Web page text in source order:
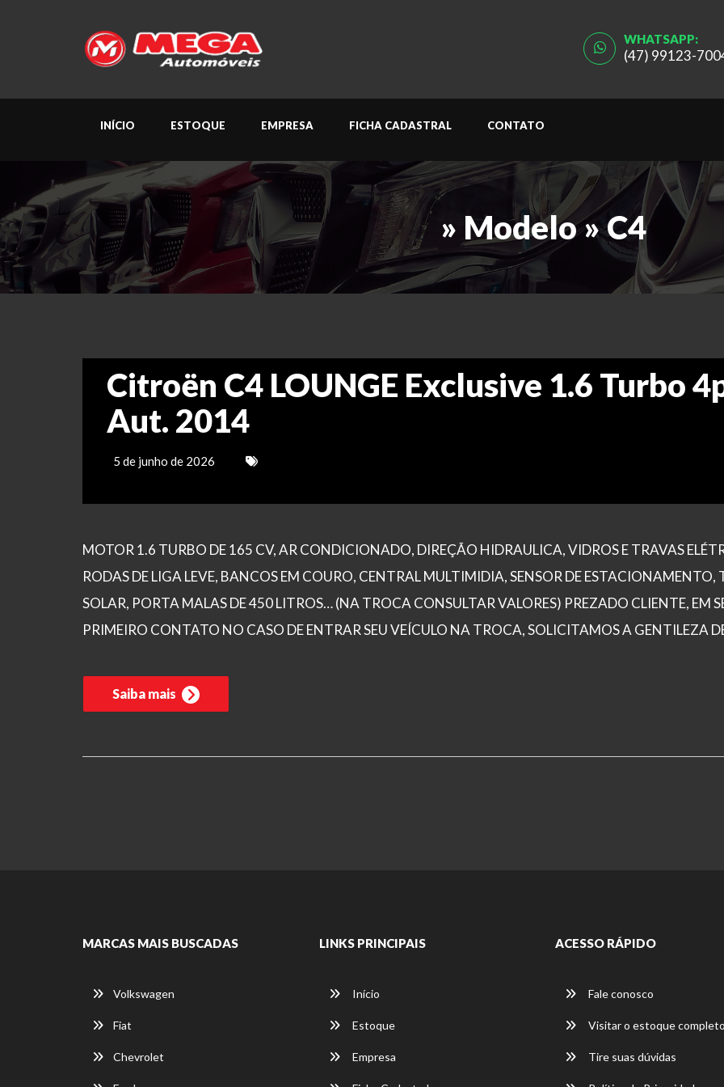
WHATSAPP:
(47) 99123-
INÍCIO ESTOQUE EMPRESA FICHA CADASTRAL CONTATO
» Modelo » C4
Citroën C4 LOUNGE Exclusive 1.6 Turbo
Aut. 2014
5 de junho de 2026
MOTOR 1.6 TURBO DE 165 CV, AR CONDICIONADO, DIREÇÃO HIDRAULICA, VIDROS E TRAVAS
RODAS DE LIGA LEVE, BANCOS EM COURO, CENTRAL MULTIMIDIA, SENSOR DE ESTACIONAMENTO,
SOLAR, PORTA MALAS DE 450 LITROS… (NA TROCA CONSULTAR VALORES) PREZADO CLIENTE, EM
PRIMEIRO CONTATO NO CASO DE ENTRAR SEU VEÍCULO NA TROCA, SOLICITAMOS A GENTILEZA
Saiba mais
MARCAS MAIS BUSCADAS
Volkswagen
Fiat
Chevrolet
LINKS PRINCIPAIS
Início
Estoque
Empresa
ACESSO RÁPIDO
Fale conosco
Visitar o estoque completo
Tire suas dúvidas